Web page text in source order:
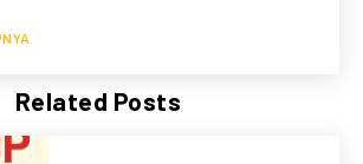
Related Posts